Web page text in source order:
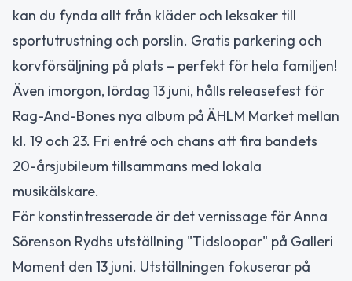
kan du fynda allt från kläder och leksaker till
sportutrustning och porslin. Gratis parkering och
korvförsäljning på plats – perfekt för hela familjen!
Även imorgon, lördag 13 juni, hålls releasefest för
Rag-And-Bones nya album på ÄHLM Market mellan
kl. 19 och 23. Fri entré och chans att fira bandets
20-årsjubileum tillsammans med lokala
musikälskare.
För konstintresserade är det vernissage för Anna
Sörenson Rydhs utställning "Tidsloopar" på Galleri
Moment den 13 juni. Utställningen fokuserar på